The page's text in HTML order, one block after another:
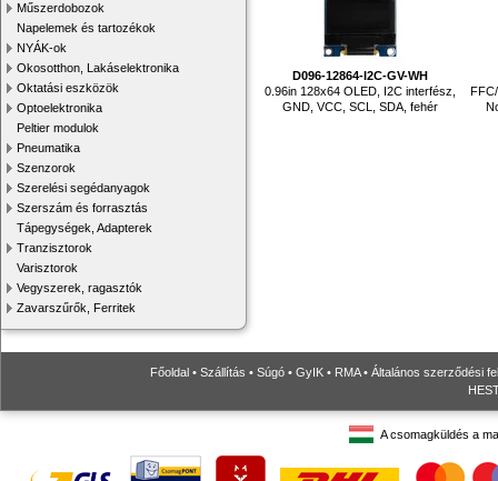
Műszerdobozok
Napelemek és tartozékok
NYÁK-ok
Okosotthon, Lakáselektronika
Oktatási eszközök
Optoelektronika
Peltier modulok
Pneumatika
Szenzorok
Szerelési segédanyagok
Szerszám és forrasztás
Tápegységek, Adapterek
Tranzisztorok
Varisztorok
Vegyszerek, ragasztók
Zavarszűrők, Ferritek
D096-12864-I2C-GV-WH
0.96in 128x64 OLED, I2C interfész,
GND, VCC, SCL, SDA, fehér
Főoldal • Szállítás • Súgó • GyIK • RMA• Általános szerződési
A csomagküldés a